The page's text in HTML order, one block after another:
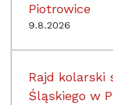
Piotrowice
9.8.2026
Rajd kolarski
Śląskiego w